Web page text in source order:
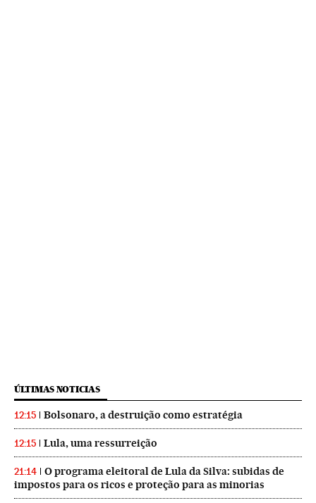
ÚLTIMAS NOTICIAS
12:15 Bolsonaro, a destruição como estratégia
12:15 Lula, uma ressurreição
21:14
O programa eleitoral de Lula da Silva: subidas de
impostos para os ricos e proteção para as minorias